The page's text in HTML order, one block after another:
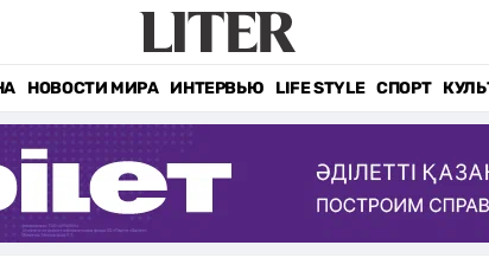
НОВОСТИ МИРА ИНТЕРВЬЮ LIFE STYLE СПОРТ